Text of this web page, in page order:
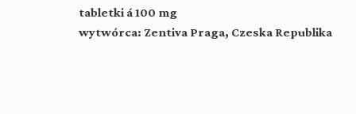
tabletki á 100 mg
wytwórca: Zentiva Praga, Czeska Republika